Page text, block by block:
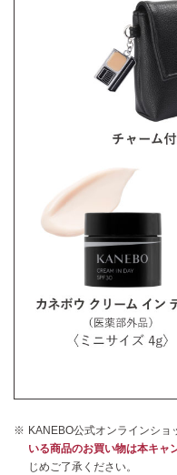
KANEBO公式オンラインショ
いる商品のお買い物は本キャ
じめご了承ください。